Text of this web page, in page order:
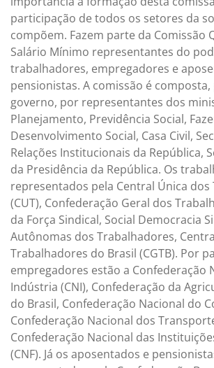
participação de todos os setores da
compõem. Fazem parte da Comissão
Salário Mínimo representantes do
trabalhadores, empregadores e
pensionistas. A comissão é
governo, por representantes dos
Planejamento, Previdência Social,
Desenvolvimento Social, Casa Civil,
Relações Institucionais da República,
da Presidência da República. Os
representados pela Central Única
(CUT), Confederação Geral dos
da Força Sindical, Social Democracia
Autônomas dos Trabalhadores,
Trabalhadores do Brasil (CGTB). Por
empregadores estão a Confederação
Indústria (CNI), Confederação da
do Brasil, Confederação Nacional do
Confederação Nacional dos
Confederação Nacional das
(CNF). Já os aposentados e